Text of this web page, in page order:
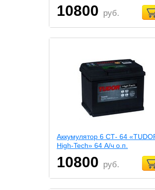
10800 руб.
Аккумулятор 6 СТ- 64
High-Tech» 64 А/ч о.п.
10800 руб.